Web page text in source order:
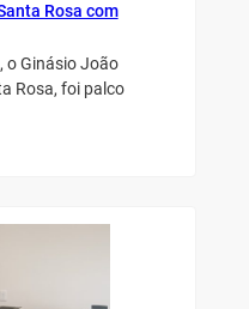
Rosa com
o Ginásio João
Rosa, foi palco